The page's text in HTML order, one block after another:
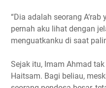
“Dia adalah seorang
pernah aku lihat dengan
menguatkanku di saat
Sejak itu, Imam Ahmad
Haitsam. Bagi beliau,